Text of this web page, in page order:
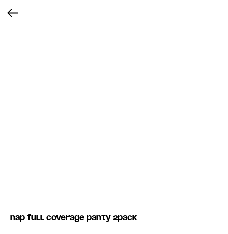
Nap full coverage panty 2pack